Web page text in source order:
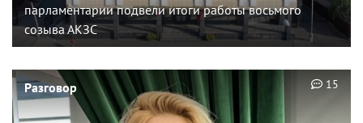
парламентарии подвели итоги работы восьмого
созыва АКЗС
Разговор 15